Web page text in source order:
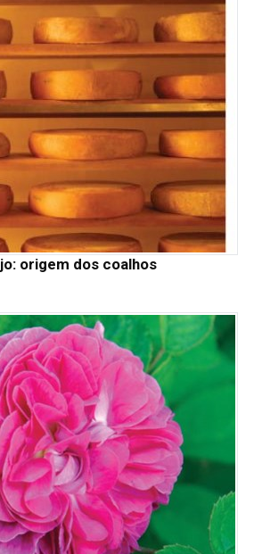
origem dos coalhos